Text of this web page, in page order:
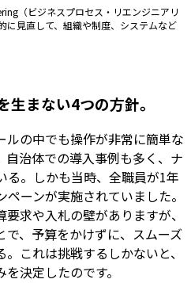
（ビジネスプロセス・リエンジニアリ
に見直して、組織や制度、システムなど
まない4つの方針。
ルの中でも操作が非常に簡単な
自治体での導入事例も多く、ナ
る。しかも当時、全職員が1年
ーンが実施されていました。
求や入札の壁がありますが、
、予算をかけずに、スムーズ
。これは挑戦するしかないと、
決定したのです。